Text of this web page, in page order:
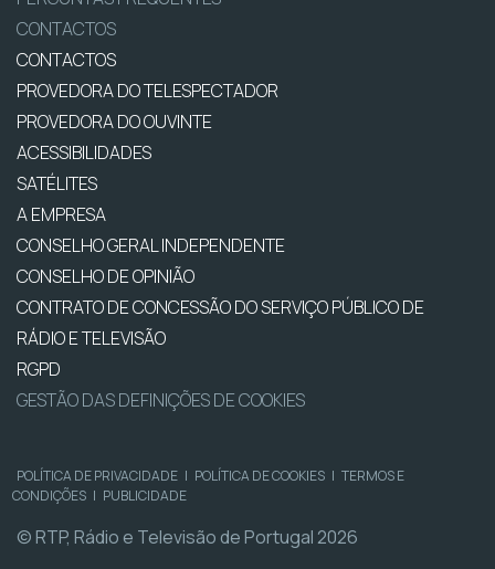
CONTACTOS
CONTACTOS
PROVEDORA DO TELESPECTADOR
PROVEDORA DO OUVINTE
ACESSIBILIDADES
SATÉLITES
A EMPRESA
CONSELHO GERAL INDEPENDENTE
CONSELHO DE OPINIÃO
CONTRATO DE CONCESSÃO DO SERVIÇO PÚBLICO DE
RÁDIO E TELEVISÃO
RGPD
GESTÃO DAS DEFINIÇÕES DE COOKIES
POLÍTICA DE PRIVACIDADE | POLÍTICA DE COOKIES | TERMOS E
CONDIÇÕES | PUBLICIDADE
© RTP, Rádio e Televisão de Portugal 2026